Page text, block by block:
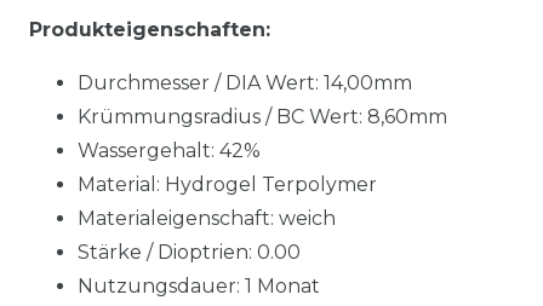
Produkteigenschaften:
Durchmesser / DIA Wert: 14,00mm
Krümmungsradius / BC Wert: 8,60mm
Wassergehalt: 42%
Material: Hydrogel Terpolymer
Materialeigenschaft: weich
Stärke / Dioptrien: 0.00
Nutzungsdauer: 1 Monat